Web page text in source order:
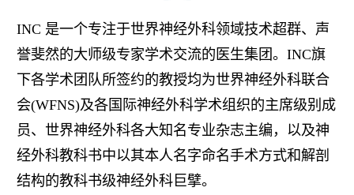
INC 是一个专注于世界神经外科领域技术超群、声
誉斐然的大师级专家学术交流的医生集团。INC旗
下各学术团队所签约的教授均为世界神经外科联合
会(WFNS)及各国际神经外科学术组织的主席级别成
员、世界神经外科各大知名专业杂志主编，以及神
经外科教科书中以其本人名字命名手术方式和解剖
结构的教科书级神经外科巨擘。